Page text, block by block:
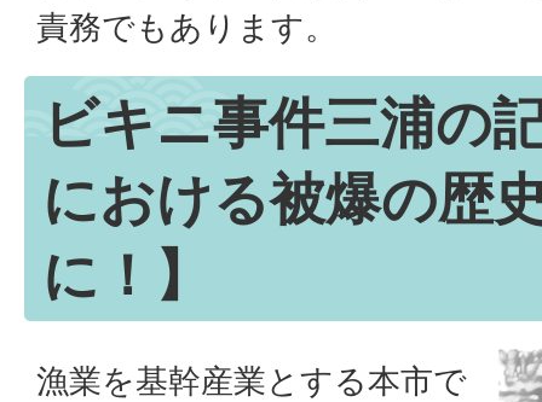
責務でもあります。
ビキニ事件三浦の
における被爆の歴
に！】
漁業を基幹産業とする本市で